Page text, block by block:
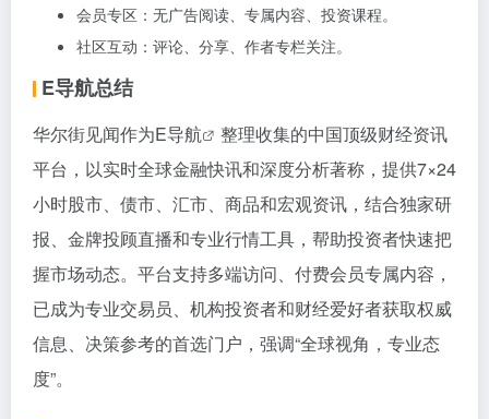
会员专区：无广告阅读、专属内容、投资课程。
社区互动：评论、分享、作者专栏关注。
E导航总结
华尔街见闻作为E导航
整理收集的中国顶级财经资讯
平台，以实时全球金融快讯和深度分析著称，提供7×24
小时股市、债市、汇市、商品和宏观资讯，结合独家研
报、金牌投顾直播和专业行情工具，帮助投资者快速把
握市场动态。平台支持多端访问、付费会员专属内容，
已成为专业交易员、机构投资者和财经爱好者获取权威
信息、决策参考的首选门户，强调“全球视角，专业态
度”。